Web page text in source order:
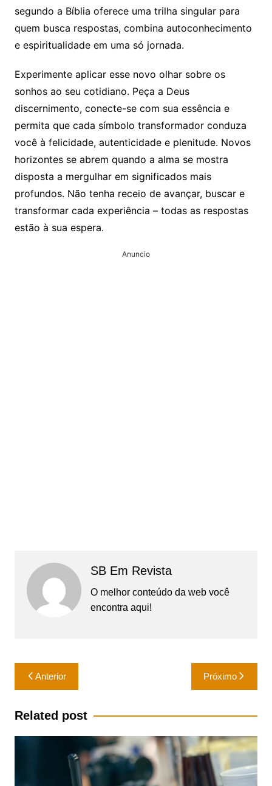
segundo a Bíblia oferece uma trilha singular para
quem busca respostas, combina autoconhecimento
e espiritualidade em uma só jornada.
Experimente aplicar esse novo olhar sobre os
sonhos ao seu cotidiano. Peça a Deus
discernimento, conecte-se com sua essência e
permita que cada símbolo transformador conduza
você à felicidade, autenticidade e plenitude. Novos
horizontes se abrem quando a alma se mostra
disposta a mergulhar em significados mais
profundos. Não tenha receio de avançar, buscar e
transformar cada experiência – todas as respostas
estão à sua espera.
Anuncio
SB Em Revista
O melhor conteúdo da web você
encontra aqui!
Navegação
de
Post
Anterior Próximo
Related post